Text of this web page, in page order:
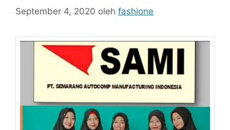
September 4, 2020 oleh fashione